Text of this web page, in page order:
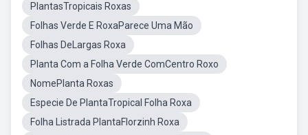
PlantasTropicais Roxas
Folhas Verde E RoxaParece Uma Mão
Folhas DeLargas Roxa
Planta Com a Folha Verde ComCentro Roxo
NomePlanta Roxas
Especie De PlantaTropical Folha Roxa
Folha Listrada PlantaFlorzinh Roxa